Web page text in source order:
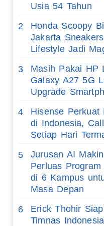
Usia 54 Tahun
2
Honda Scoopy
Jakarta
Lifestyle Jadi
3
Masih Pakai HP
Galaxy A27 5G
Upgrade
4
Hisense Perkuat
di Indonesia,
Setiap Hari
5
Jurusan AI
Perluas
di 6 Kampus
Masa Depan
6
Erick Thohir
Timnas